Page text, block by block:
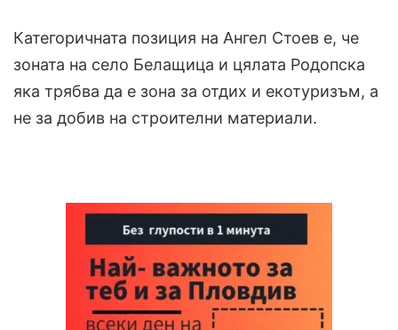
Категоричната позиция на Ангел Стоев е, че
зоната на село Белащица и цялата Родопска
яка трябва да е зона за отдих и екотуризъм, а
не за добив на строителни материали.